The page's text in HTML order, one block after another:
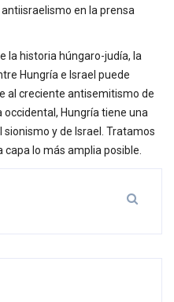
en la prensa
la historia húngaro-judía, la
Hungría e Israel puede
al creciente antisemitismo de
occidental, Hungría tiene una
y de Israel. Tratamos
lo más amplia posible.